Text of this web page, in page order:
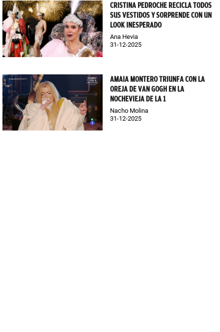
CRISTINA PEDROCHE RECICLA TODOS
SUS VESTIDOS Y SORPRENDE CON UN
LOOK INESPERADO
Ana Hevia
31-12-2025
AMAIA MONTERO TRIUNFA CON LA
OREJA DE VAN GOGH EN LA
NOCHEVIEJA DE LA 1
Nacho Molina
31-12-2025